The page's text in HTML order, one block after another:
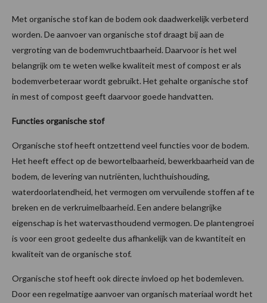
Met organische stof kan de bodem ook daadwerkelijk verbeterd
worden. De aanvoer van organische stof draagt bij aan de
vergroting van de bodemvruchtbaarheid. Daarvoor is het wel
belangrijk om te weten welke kwaliteit mest of compost er als
bodemverbeteraar wordt gebruikt. Het gehalte organische stof
in mest of compost geeft daarvoor goede handvatten.
Functies organische stof
Organische stof heeft ontzettend veel functies voor de bodem.
Het heeft effect op de bewortelbaarheid, bewerkbaarheid van de
bodem, de levering van nutriënten, luchthuishouding,
waterdoorlatendheid, het vermogen om vervuilende stoffen af te
breken en de verkruimelbaarheid. Een andere belangrijke
eigenschap is het watervasthoudend vermogen. De plantengroei
is voor een groot gedeelte dus afhankelijk van de kwantiteit en
kwaliteit van de organische stof.
Organische stof heeft ook directe invloed op het bodemleven.
Door een regelmatige aanvoer van organisch materiaal wordt het